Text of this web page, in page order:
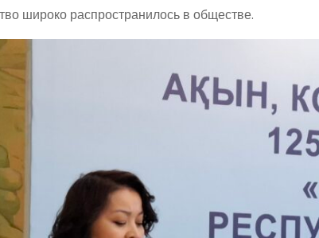
широко распространилось в обществе.